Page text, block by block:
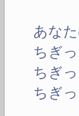
あな
ちぎ
ちぎ
ちぎ